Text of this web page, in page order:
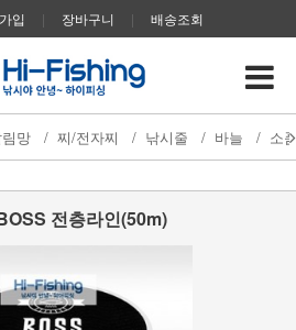
입 | 장바구니 | 배송조회
망 / 찌/전자찌 / 낚시줄 / 바늘 / 소
전층라인(50m)